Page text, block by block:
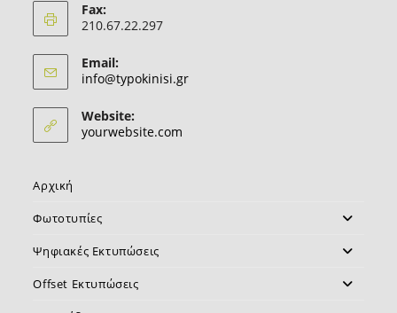
Fax:
210.67.22.297
Email:
info@typokinisi.grOpens
Website:
yourwebsite.com
Αρχική
Φωτοτυπίες
Ψηφιακές Εκτυπώσεις
Offset Εκτυπώσεις